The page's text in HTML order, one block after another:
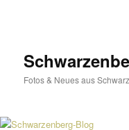
Fotos & Neues aus